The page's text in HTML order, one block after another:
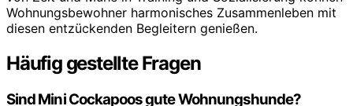
Wohnungsbewohner harmonisches Zusammenleben mit
diesen entzückenden Begleitern genießen.
Häufig gestellte Fragen
Sind Mini Cockapoos gute Wohnungshunde?